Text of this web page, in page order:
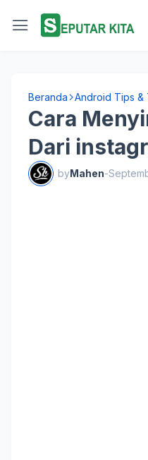
Beranda Android Tips &
Cara
Dari
byMahen-